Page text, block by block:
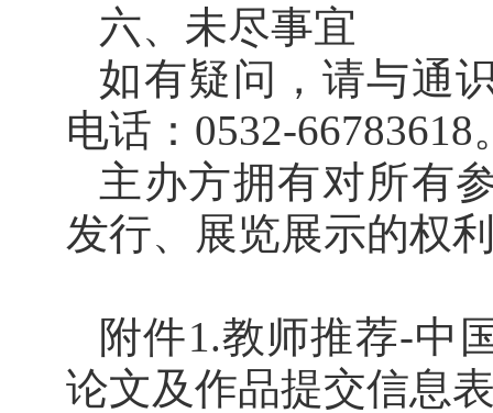
六、未尽事宜
如有疑问，请与通
电话： 0532-66783618
主办方拥有对所有
发行、展览展示的权
附件1.教师推荐-中
论文及作品提交信息